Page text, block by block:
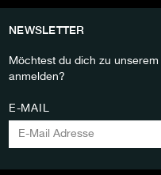
NEWSLETTER
Möchtest du dich zu unserem
anmelden?
E-MAIL